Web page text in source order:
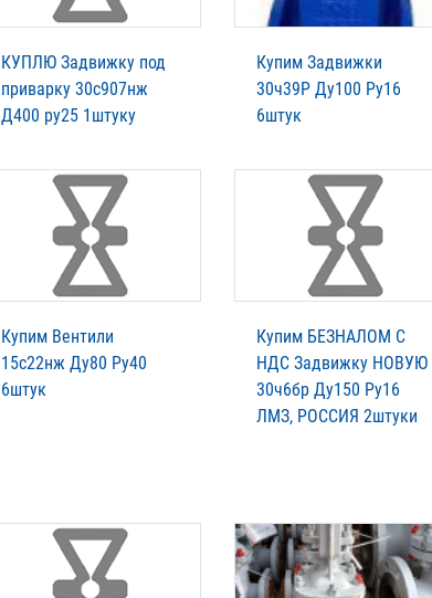
КУПЛЮ Задвижку под
приварку 30с907нж
Д400 ру25 1штуку
Купим Задвижки
30ч39Р Ду100 Ру16
6штук
Купим Вентили
15с22нж Ду80 Ру40
6штук
Купим БЕЗНАЛОМ С
НДС Задвижку НОВУЮ
30ч6бр Ду150 Ру16
ЛМЗ, РОССИЯ 2штуки